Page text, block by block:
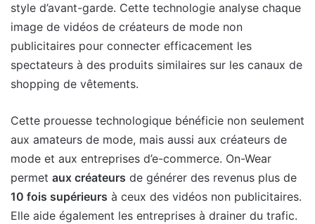
style d’avant-garde. Cette technologie analyse chaque
image de vidéos de créateurs de mode non
publicitaires pour connecter efficacement les
spectateurs à des produits similaires sur les canaux de
shopping de vêtements.
Cette prouesse technologique bénéficie non seulement
aux amateurs de mode, mais aussi aux créateurs de
mode et aux entreprises d’e-commerce. On-Wear
permet aux créateurs de générer des revenus plus de
10 fois supérieurs à ceux des vidéos non publicitaires.
Elle aide également les entreprises à drainer du trafic.